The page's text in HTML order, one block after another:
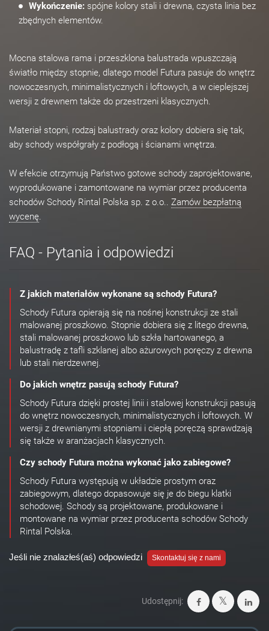
Wykończenie: spójne kolory stali i drewna, czysta linia bez
zbędnych elementów.
Mocna stalowa rama i przeszklona balustrada wpuszczają
światło między stopnie, dlatego model Futura pasuje do wnętrz
nowoczesnych, minimalistycznych i loftowych, a w cieplejszej
wersji z drewnem także do przestrzeni klasycznych.
Materiał stopni, rodzaj balustrady oraz kolory dobiera się tak,
aby schody współgrały z podłogą i ścianami wnętrza.
W efekcie otrzymują Państwo gotowe schody zaprojektowane,
wyprodukowane i zamontowane na wymiar przez producenta
schodów Schody Rintal Polska sp. z o.o.. Zamów bezpłatną
wycenę.
FAQ - Pytania i odpowiedzi
Z jakich materiałów wykonane są schody Futura?
Schody Futura opierają się na nośnej konstrukcji ze stali
malowanej proszkowo. Stopnie dobiera się z litego drewna,
stali malowanej proszkowo lub szkła hartowanego, a
balustradę z tafli szklanej albo ażurowych poręczy z drewna
lub stali nierdzewnej.
Do jakich wnętrz pasują schody Futura?
Schody Futura dzięki prostej linii i stalowej konstrukcji pasują
do wnętrz nowoczesnych, minimalistycznych i loftowych. W
wersji z drewnianymi stopniami i ciepłą poręczą sprawdzają
się także w aranżacjach klasycznych.
Czy schody Futura można wykonać jako zabiegowe?
Schody Futura występują w układzie prostym oraz
zabiegowym, dlatego dopasowuje się je do biegu klatki
schodowej. Schody są projektowane, produkowane i
montowane na wymiar przez producenta schodów Schody
Rintal Polska.
Jeśli nie znalazłeś(aś) odpowiedzi Skontaktuj się z nami
Udostępnij: